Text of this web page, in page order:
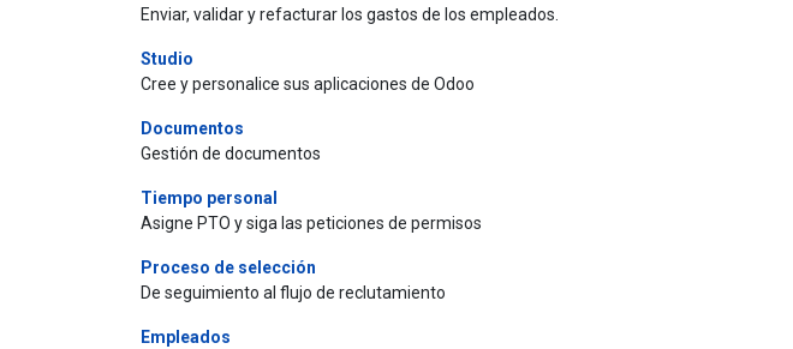
Enviar, validar y refacturar los gastos de los empleados.
Studio
Cree y personalice sus aplicaciones de Odoo
Documentos
Gestión de documentos
Tiempo personal
Asigne PTO y siga las peticiones de permisos
Proceso de selección
De seguimiento al flujo de reclutamiento
Empleados